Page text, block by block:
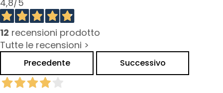
f
o
l
i
t
4,8/5
12 recensioni prodotto
Tutte le recensioni >
Precedente Successivo